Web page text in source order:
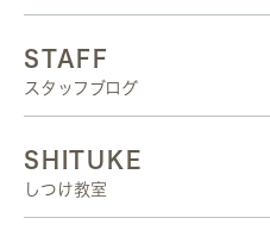
STAFF
スタッフブログ
SHITUKE
しつけ教室